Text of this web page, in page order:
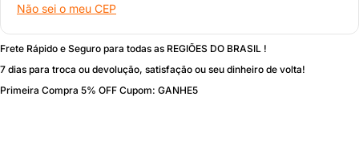
Não sei o meu CEP
Frete Rápido e Seguro para todas as REGIÕES DO BRASIL !
7 dias para troca ou devolução, satisfação ou seu dinheiro de volta!
Primeira Compra 5% OFF Cupom: GANHE5